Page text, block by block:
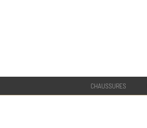
CHAUSSURES